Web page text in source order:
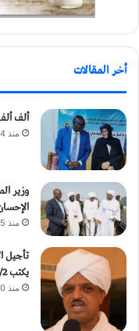
أخر المقالات
ألف
منذ 4 ساعات
وزير
الإحسان (5)” بولاية القضارف بتكلفة
منذ 5 ساعات
تأجيل
يكتب 1/2
منذ 10 ساعات